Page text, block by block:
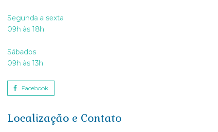
Segunda a sexta
09h às 18h
Sábados
09h às 13h
Facebook
Localização e Contato